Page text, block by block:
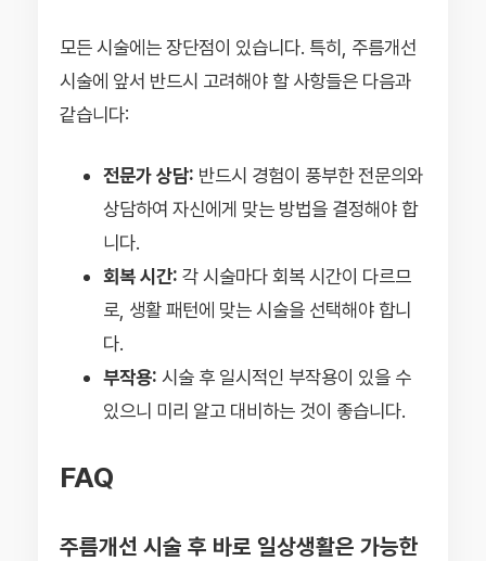
모든 시술에는 장단점이 있습니다. 특히, 주름개선
시술에 앞서 반드시 고려해야 할 사항들은 다음과
같습니다:
전문가 상담: 반드시 경험이 풍부한 전문의와
상담하여 자신에게 맞는 방법을 결정해야 합
니다.
회복 시간: 각 시술마다 회복 시간이 다르므
로, 생활 패턴에 맞는 시술을 선택해야 합니
다.
부작용: 시술 후 일시적인 부작용이 있을 수
있으니 미리 알고 대비하는 것이 좋습니다.
FAQ
주름개선 시술 후 바로 일상생활은 가능한